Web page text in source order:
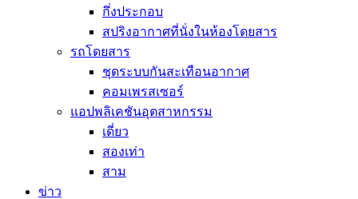
กึ่งประกอบ
สปริงอากาศที่นั่งในห้องโดยสาร
รถโดยสาร
ชุดระบบกันสะเทือนอากาศ
คอมเพรสเซอร์
แอปพลิเคชันอุตสาหกรรม
เดี่ยว
สองเท่า
สาม
ข่าว